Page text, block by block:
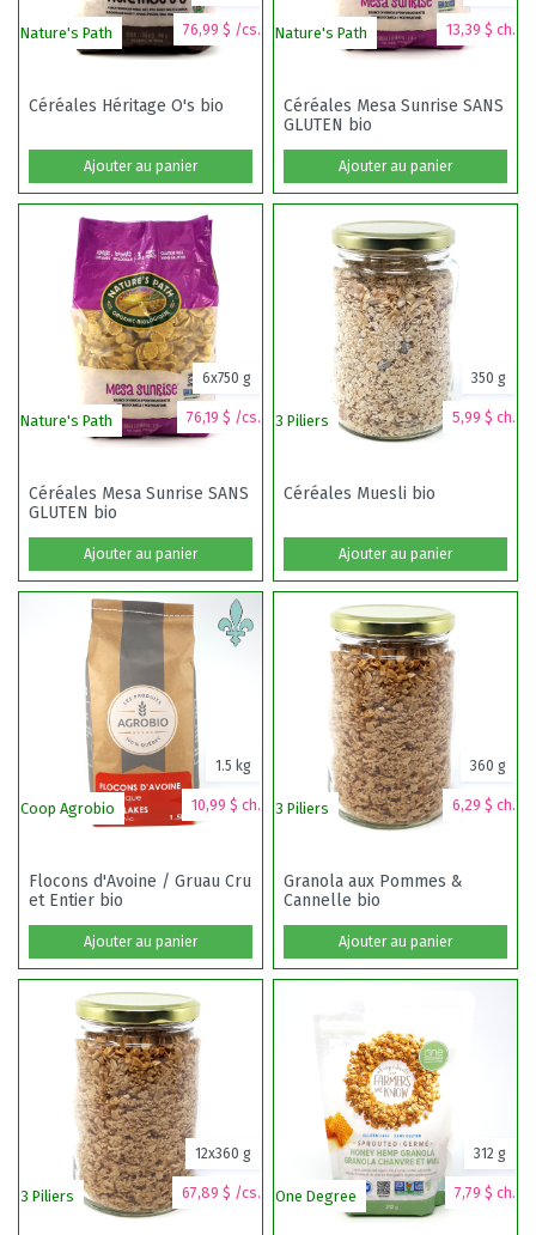
Nature's Path 76,99 $ /cs.
Céréales Héritage O's bio
Ajouter au panier
Nature's Path 13,39 $ ch.
Céréales Mesa Sunrise SANS
GLUTEN bio
Ajouter au panier
Nature's Path 76,19 $ /cs.
6x750 g
Céréales Mesa Sunrise SANS
GLUTEN bio
Ajouter au panier
3 Piliers 5,99 $ ch.
350 g
Céréales Muesli bio
Ajouter au panier
Coop Agrobio 10,99 $ ch.
1.5 kg
Flocons d'Avoine / Gruau Cru
et Entier bio
Ajouter au panier
3 Piliers 6,29 $ ch.
360 g
Granola aux Pommes &
Cannelle bio
Ajouter au panier
3 Piliers 67,89 $ /cs.
12x360 g
One Degree 7,79 $ ch.
312 g